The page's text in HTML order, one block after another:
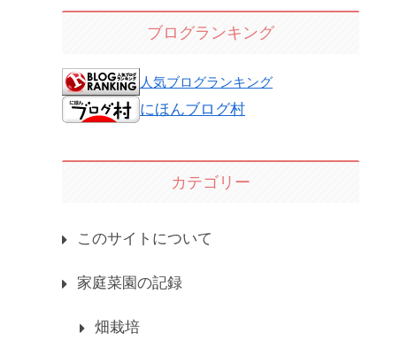
ブログランキング
人気ブログランキング
にほんブログ村
カテゴリー
このサイトについて
家庭菜園の記録
畑栽培